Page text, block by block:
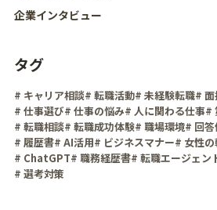
企業インタビュー
タグ
# キャリア相談# 転職活動# 未経験転職# 面
# 仕事選び# 仕事の悩み# 人に関わる仕事#
# 転職相談# 転職成功体験# 職場環境# 回答
# 履歴書# AI活用# ビジネスマナー# 女性
# ChatGPT# 職務経歴書# 転職エージェン
# 選考対策